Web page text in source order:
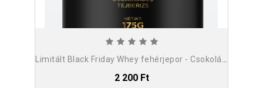
2 200 Ft